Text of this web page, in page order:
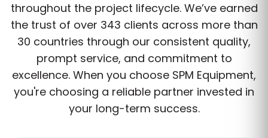
throughout the project lifecycle. We’ve earned
the trust of over 343 clients across more than
30 countries through our consistent quality,
prompt service, and commitment to
excellence. When you choose SPM Equipment,
you're choosing a reliable partner invested in
your long-term success.